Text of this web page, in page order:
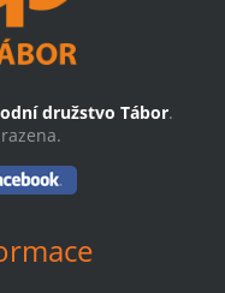
družstvo Tábor.